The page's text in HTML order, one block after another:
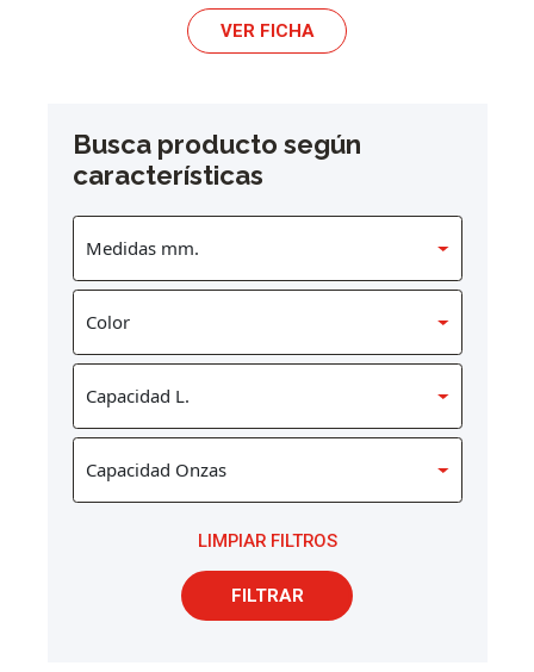
VER FICHA
Busca producto según
características
LIMPIAR FILTROS
FILTRAR